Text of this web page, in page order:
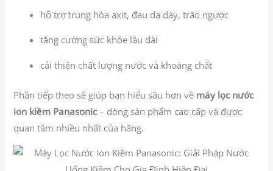
hỗ trợ trung hòa axit, đau dạ dày, trào ngược
tăng cường sức khỏe lâu dài
cải thiện chất lượng nước và khoáng chất
Phần tiếp theo sẽ giúp bạn hiểu sâu hơn về máy lọc nước
ion kiềm Panasonic– dòng sản phẩm cao cấp và được
quan tâm nhiều nhất của hãng.